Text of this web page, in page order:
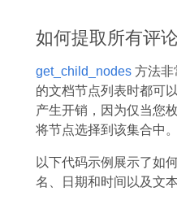
如何提取所有评论
get_child_nodes方法非
的文档节点列表时都可
产生开销，因为仅当您
将节点选择到该集合中。
以下代码示例展示了如
名、日期和时间以及文本